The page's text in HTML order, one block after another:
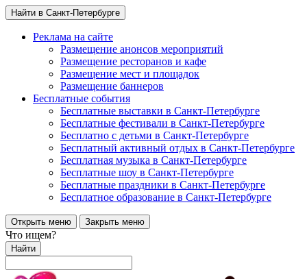
Найти в Санкт-Петербурге
Реклама на сайте
Размещение анонсов мероприятий
Размещение ресторанов и кафе
Размещение мест и площадок
Размещение баннеров
Бесплатные события
Бесплатные выставки в Санкт-Петербурге
Бесплатные фестивали в Санкт-Петербурге
Бесплатно с детьми в Санкт-Петербурге
Бесплатный активный отдых в Санкт-Петербурге
Бесплатная музыка в Санкт-Петербурге
Бесплатные шоу в Санкт-Петербурге
Бесплатные праздники в Санкт-Петербурге
Бесплатное образование в Санкт-Петербурге
Открыть меню Закрыть меню
Что ищем?
Найти